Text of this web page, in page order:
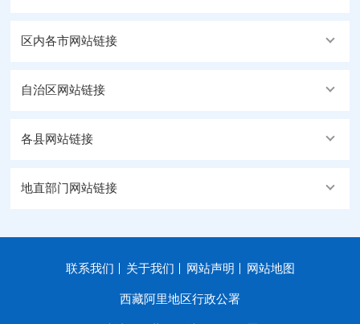
区内各市网站链接
自治区网站链接
各县网站链接
地直部门网站链接
联系我们 关于我们 网站声明 网站地图
西藏阿里地区行政公署